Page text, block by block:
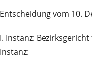
Entscheidung vom 10.
I. Instanz:
Instanz: